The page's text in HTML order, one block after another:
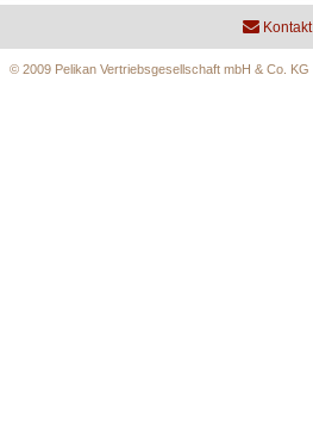
Kontakt
| © 2009 Pelikan Vertriebsgesellschaft mbH & Co. KG